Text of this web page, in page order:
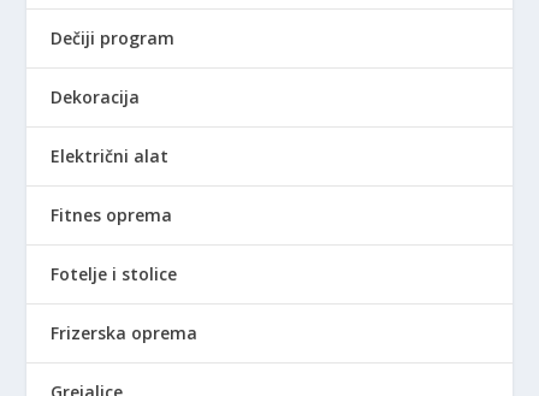
Dečiji program
Dekoracija
Električni alat
Fitnes oprema
Fotelje i stolice
Frizerska oprema